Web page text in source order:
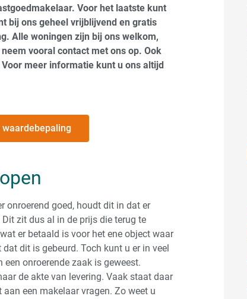
Voor het laatste kunt
bij ons geheel vrijblijvend en gratis
Alle woningen zijn bij ons welkom,
vooral contact met ons op. Ook
meer informatie kunt u ons altijd
onroerend goed, houdt dit in dat er
zit dus al in de prijs die terug te
er betaald is voor het ene object waar
dit is gebeurd. Toch kunt u er in veel
onroerende zaak is geweest.
de akte van levering. Vaak staat daar
een makelaar vragen. Zo weet u